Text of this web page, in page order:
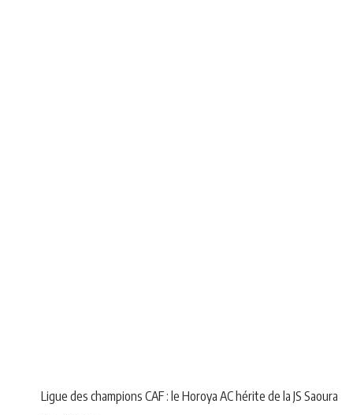
Ligue des champions CAF : le Horoya AC hérite de la JS Saoura